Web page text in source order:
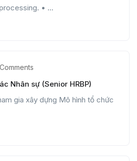
• ...
Nhân sự (Senior HRBP)
gia xây dựng Mô hình tổ chức